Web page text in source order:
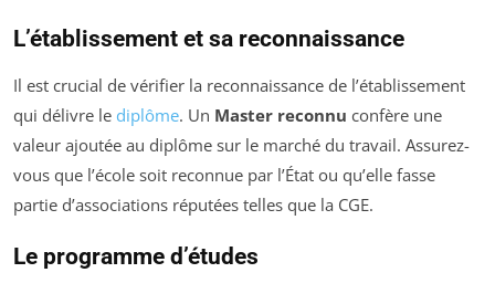
L’établissement et sa reconnaissance
Il est crucial de vérifier la reconnaissance de l’établissement
qui délivre le diplôme. Un Master reconnu confère une
valeur ajoutée au diplôme sur le marché du travail. Assurez-
vous que l’école soit reconnue par l’État ou qu’elle fasse
partie d’associations réputées telles que la CGE.
Le programme d’études